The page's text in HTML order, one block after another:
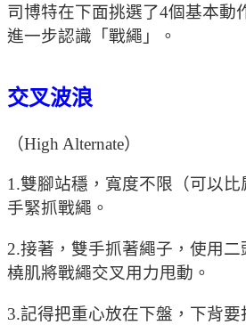
司博特在下面挑選了4個基本動
進一步認識「戰繩」。
交叉波浪
（High Alternate）
1.雙腳站穩，寬度不限（可以
手緊抓戰繩。
2.接著，雙手抓著繩子，使用
橈肌將戰繩交叉用力甩動。
3.記得把重心放在下盤，下背